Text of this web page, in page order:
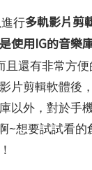
進行多軌影片剪
使用IG的音樂
且還有非常方便
片剪輯軟體後
以外，對於手
~想要試試看